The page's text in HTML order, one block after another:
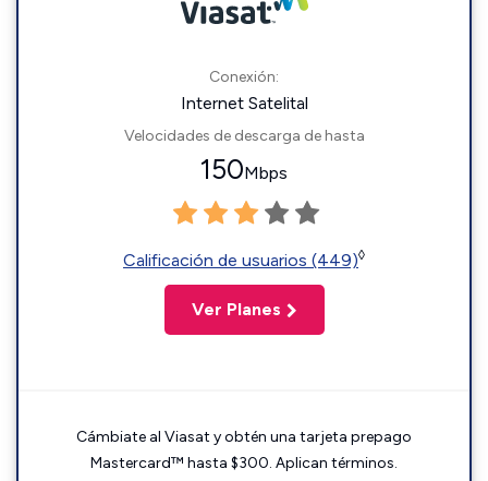
Conexión:
Internet Satelital
Velocidades de descarga de hasta
150Mbps
Calificación de usuarios (449)◊
Ver Planes
Cámbiate al Viasat y obtén una tarjeta prepago
Mastercard™ hasta $300. Aplican términos.